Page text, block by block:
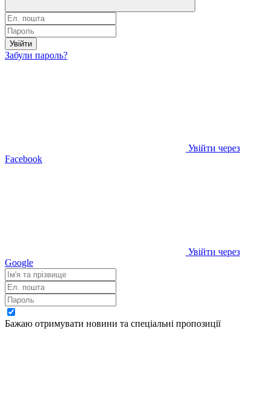
Увійти
Забули пароль?
Увійти через
Facebook
Увійти через
Google
Бажаю отримувати новини та спеціальні пропозиції